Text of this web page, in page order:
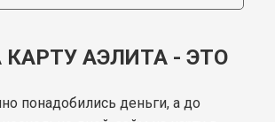
АЭЛИТА - ЭТО
понадобились деньги, а до